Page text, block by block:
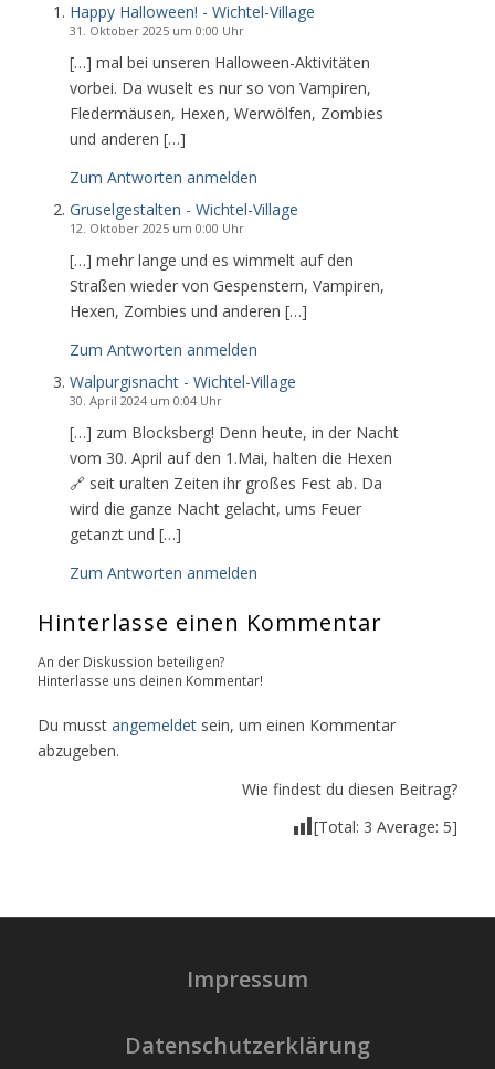
Happy Halloween! - Wichtel-Village
31. Oktober 2025 um 0:00 Uhr
[…] mal bei unseren Halloween-Aktivitäten
vorbei. Da wuselt es nur so von Vampiren,
Fledermäusen, Hexen, Werwölfen, Zombies
und anderen […]
Zum Antworten anmelden
Gruselgestalten - Wichtel-Village
12. Oktober 2025 um 0:00 Uhr
[…] mehr lange und es wimmelt auf den
Straßen wieder von Gespenstern, Vampiren,
Hexen, Zombies und anderen […]
Zum Antworten anmelden
Walpurgisnacht - Wichtel-Village
30. April 2024 um 0:04 Uhr
[…] zum Blocksberg! Denn heute, in der Nacht
vom 30. April auf den 1.Mai, halten die Hexen
🔗 seit uralten Zeiten ihr großes Fest ab. Da
wird die ganze Nacht gelacht, ums Feuer
getanzt und […]
Zum Antworten anmelden
Hinterlasse einen Kommentar
An der Diskussion beteiligen?
Hinterlasse uns deinen Kommentar!
Du musst angemeldetsein, um einen Kommentar
abzugeben.
Wie findest du diesen Beitrag?
[Total: 3 Average: 5]
Impressum
Datenschutzerklärung